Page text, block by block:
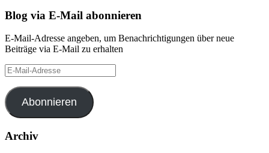
Blog via E-Mail abonnieren
E-Mail-Adresse angeben, um Benachrichtigungen über neue
Beiträge via E-Mail zu erhalten
E-
Mail-
Adresse
Abonnieren
Archiv